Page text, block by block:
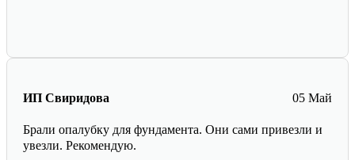
05 Май
ИП Свиридова
Брали опалубку для фундамента. Они сами привезли и
увезли. Рекомендую.